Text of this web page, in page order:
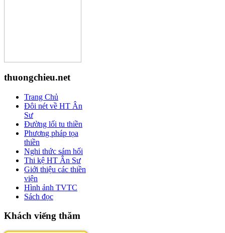
thuongchieu.net
Trang Chủ
Đôi nét về HT Ân
Sư
Đường lối tu thiền
Phương pháp tọa
thiền
Nghi thức sám hối
Thi kệ HT Ân Sư
Giới thiệu các thiền
viện
Hình ảnh TVTC
Sách đọc
Khách viếng thăm